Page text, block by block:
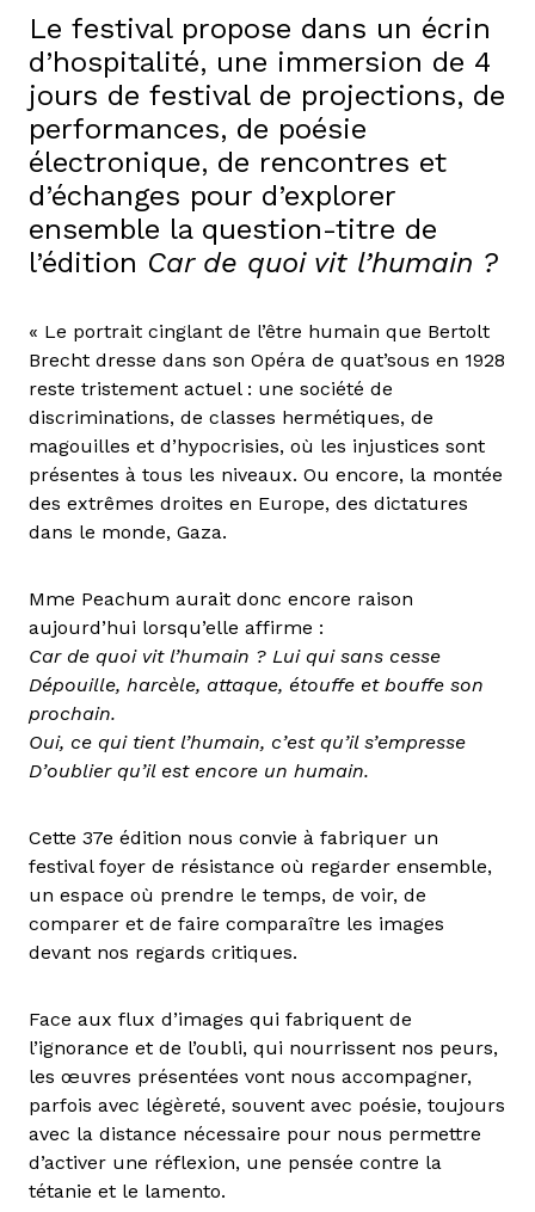
Le festival propose dans un écrin
d’hospitalité, une immersion de 4
jours de festival de projections, de
performances, de poésie
électronique, de rencontres et
d’échanges pour d’explorer
ensemble la question-titre de
l’édition Car de quoi vit l’humain ?
« Le portrait cinglant de l’être humain que Bertolt
Brecht dresse dans son Opéra de quat’sous en 1928
reste tristement actuel : une société de
discriminations, de classes hermétiques, de
magouilles et d’hypocrisies, où les injustices sont
présentes à tous les niveaux. Ou encore, la montée
des extrêmes droites en Europe, des dictatures
dans le monde, Gaza.
Mme Peachum aurait donc encore raison
aujourd’hui lorsqu’elle affirme :
Car de quoi vit l’humain ? Lui qui sans cesse
Dépouille, harcèle, attaque, étouffe et bouffe son
prochain.
Oui, ce qui tient l’humain, c’est qu’il s’empresse
D’oublier qu’il est encore un humain.
Cette 37e édition nous convie à fabriquer un
festival foyer de résistance où regarder ensemble,
un espace où prendre le temps, de voir, de
comparer et de faire comparaître les images
devant nos regards critiques.
Face aux flux d’images qui fabriquent de
l’ignorance et de l’oubli, qui nourrissent nos peurs,
les œuvres présentées vont nous accompagner,
parfois avec légèreté, souvent avec poésie, toujours
avec la distance nécessaire pour nous permettre
d’activer une réflexion, une pensée contre la
tétanie et le lamento.